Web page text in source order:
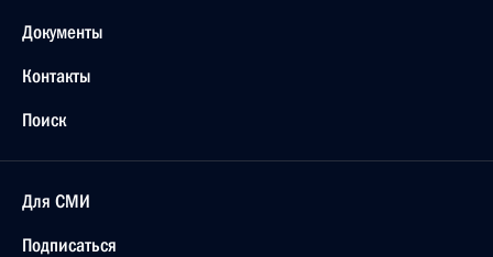
Документы
Контакты
Поиск
Для СМИ
Подписаться